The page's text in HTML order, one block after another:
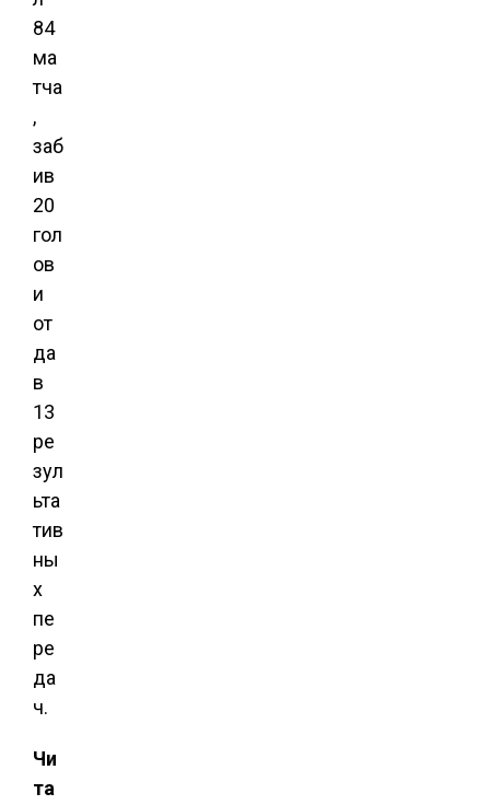
84
ма
тча
,
заб
ив
20
гол
ов
и
от
да
в
13
ре
зул
ьта
тив
ны
х
пе
ре
да
ч.
Чи
та